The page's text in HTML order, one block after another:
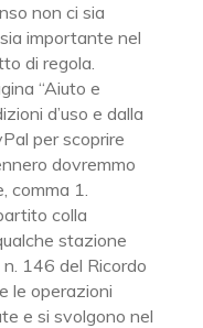
non ci sia
importante nel
di regola.
“Aiuto e
d’uso e dalla
per scoprire
dovremmo
comma 1.
colla
stazione
146 del Ricordo
le operazioni
e si svolgono nel